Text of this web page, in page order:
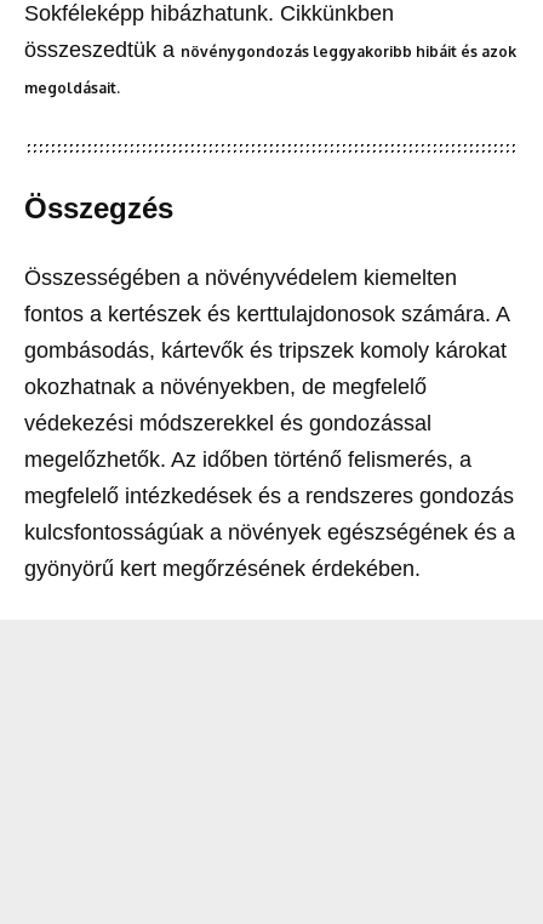
Sokféleképp hibázhatunk. Cikkünkben
összeszedtük a növénygondozás leggyakoribb hibáit és azok
megoldásait.
Összegzés
Összességében a növényvédelem kiemelten
fontos a kertészek és kerttulajdonosok számára. A
gombásodás, kártevők és tripszek komoly károkat
okozhatnak a növényekben, de megfelelő
védekezési módszerekkel és gondozással
megelőzhetők. Az időben történő felismerés, a
megfelelő intézkedések és a rendszeres gondozás
kulcsfontosságúak a növények egészségének és a
gyönyörű kert megőrzésének érdekében.